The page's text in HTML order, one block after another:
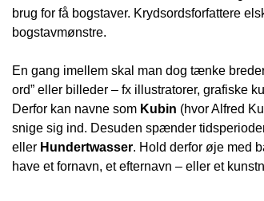
brug for få bogstaver. Krydsordsforfattere
bogstavmønstre.
En gang imellem skal man dog tænke
ord” eller billeder – fx illustratorer, grafiske
Derfor kan navne som Kubin (hvor Alfred
snige sig ind. Desuden spænder
eller Hundertwasser. Hold derfor øje med
have et fornavn, et efternavn – eller et